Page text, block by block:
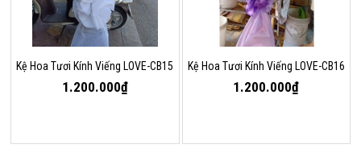
Kệ Hoa Tươi Kính Viếng LOVE-CB15
1.200.000₫
Kệ Hoa Tươi Kính Viếng LOVE-CB16
1.200.000₫